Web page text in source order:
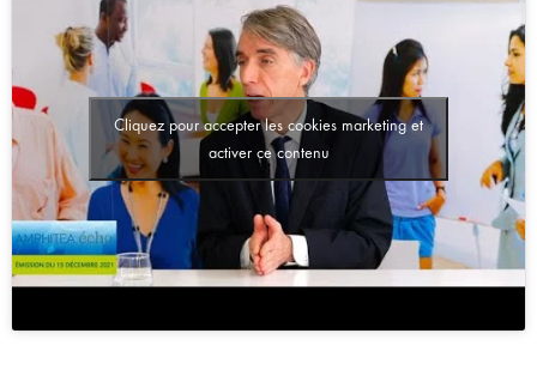
Cliquez pour accepter les cookies marketing et
activer ce contenu